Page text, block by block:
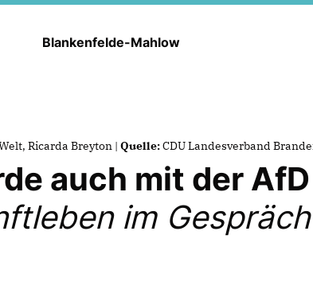
Blankenfelde-Mahlow
Ricarda Breyton | Quelle:CDU Landesverband
auch mit der
im